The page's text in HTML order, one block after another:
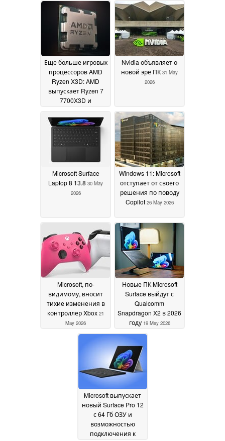
экраном01 June 2026
Еще больше игровых
процессоров AMD
Ryzen X3D: AMD
выпускает Ryzen 7
7700X3D и
5800X3D01 June 2026
Nvidia объявляет о
новой эре ПК 31 May
2026
Microsoft Surface
Laptop 8 13.8 30 May
2026
Windows 11: Microsoft
отступает от своего
решения по поводу
Copilot 26 May 2026
Microsoft, по-
видимому, вносит
тихие изменения в
контроллер Xbox 21
May 2026
Новые ПК Microsoft
Surface выйдут с
Qualcomm
Snapdragon X2 в 2026
году 19 May 2026
Microsoft выпускает
новый Surface Pro 12
с 64 Гб ОЗУ и
возможностью
подключения к